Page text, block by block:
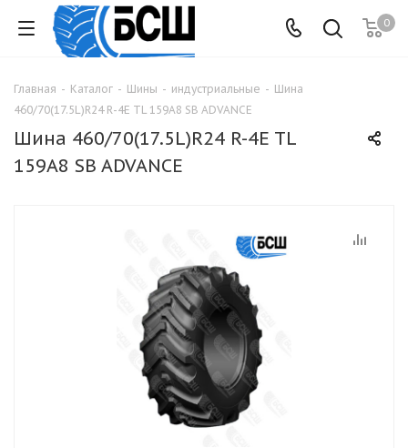
0
Главная - Каталог - Шины - индустриальные - Шина
460/70(17.5L)R24 R-4E TL 159A8 SB ADVANCE
Шина 460/70(17.5L)R24 R-4E TL
159A8 SB ADVANCE